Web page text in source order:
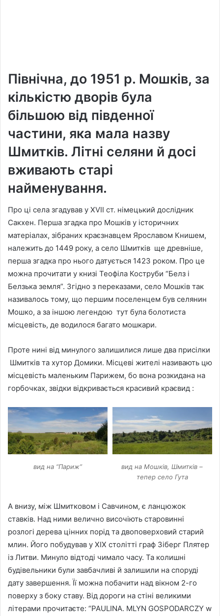
Північна, до 1951 р. Мошків, за
кількістю дворів була
більшою від південної
частини, яка мала назву
Шмитків. Літні селяни й досі
вживають старі
найменування.
Про ці села згадував у XVII ст. німецький дослідник
Сакхен. Перша згадка про Мошків у історичних
матеріалах, зібраних краєзнавцем Ярославом Книшем,
належить до 1449 року, а село Шмитків ще древніше,
перша згадка про нього датується 1423 роком. Про це
можна прочитати у книзі Теофіла Коструби “Белз і
Белзька земля”. Згідно з переказами, село Мошків так
називалось тому, що першим поселенцем був селянин
Мошко, а за іншою легендою тут була болотиста
місцевість, де водилося багато мошкари.
Проте нині від минулого залишилися лише два присілки
Шмитків та хутор Домики. Місцеві жителі називають цю
місцевість маленьким Парижем, бо вона розкидана на
горбочках, звідки відкривається красивий краєвид :
вид на “Париж”
вид на Мошків, Шмитків –
тепер село Гута
А внизу, між Шмитковом і Савчином, є ланцюжок
ставків. Над ними велично височіють старовинні
розлогі дерева цінних порід та двоповерховий старий
млин. Його побудував у XIX столітті граф Зіберг Плятер
із Литви. Минуло відтоді чимало часу. Та колишні
будівельники були завбачливі й залишили на споруді
дату завершення. Її можна побачити над вікном 2-го
поверху з боку ставу. Від дороги на стіні великими
літерами прочитаєте: “PAULINA. MLYN GOSPODARCZY w